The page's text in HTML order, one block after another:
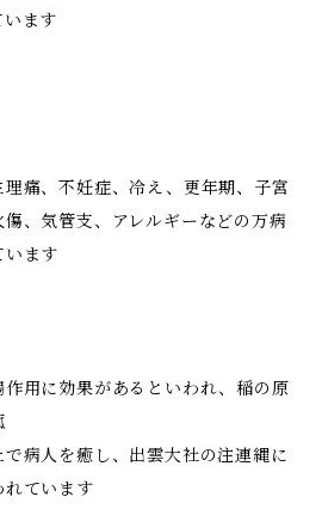
ます
痛、不妊症、冷え、更年期、子宮
、気管支、アレルギーなどの万病
います
用に効果があるといわれ、稲の原
病人を癒し、出雲大社の注連縄に
れています